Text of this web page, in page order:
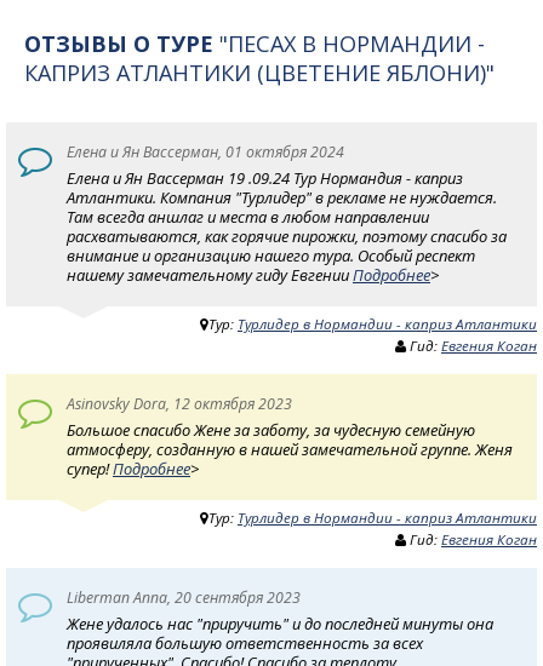
ОТЗЫВЫ О ТУРЕ "ПЕСАХ В НОРМАНДИИ -
КАПРИЗ АТЛАНТИКИ (ЦВЕТЕНИЕ ЯБЛОНИ)"
Елена и Ян Вассерман, 01 октября 2024
Елена и Ян Вассерман 19 .09.24 Тур Нормандия - каприз
Атлантики. Компания "Турлидер" в рекламе не нуждается.
Там всегда аншлаг и места в любом направлении
расхватываются, как горячие пирожки, поэтому спасибо за
внимание и организацию нашего тура. Особый респект
нашему замечательному гиду ЕвгенииПодробнее>
Тур: Турлидер в Нормандии - каприз Атлантики
Гид: Евгения Коган
Asinovsky Dora, 12 октября 2023
Большое спасибо Жене за заботу, за чудесную семейную
атмосферу, созданную в нашей замечательной группе. Женя
супер!Подробнее>
Тур: Турлидер в Нормандии - каприз Атлантики
Гид: Евгения Коган
Liberman Anna, 20 сентября 2023
Жене удалось нас "приручить" и до последней минуты она
проявиляла большую ответственность за всех